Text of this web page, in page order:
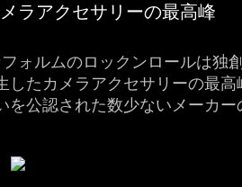
ラアクセサリーの最高峰
ォルムのロックンロールは独
たカメラアクセサリーの最高
公認された数少ないメーカー